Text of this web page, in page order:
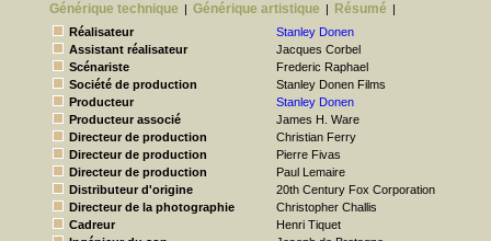
Générique technique | Générique artistique | Résumé |
Réalisateur
Stanley Donen
Assistant réalisateur
Jacques Corbel
Scénariste
Frederic Raphael
Société de production
Stanley Donen Films
Producteur
Stanley Donen
Producteur associé
James H. Ware
Directeur de production
Christian Ferry
Directeur de production
Pierre Fivas
Directeur de production
Paul Lemaire
Distributeur d'origine
20th Century Fox Corporation
Directeur de la photographie
Christopher Challis
Cadreur
Henri Tiquet